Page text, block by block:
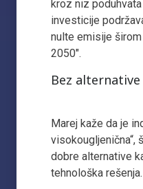
kroz niz
investicije
nulte emisije
2050″.
Bez
Marej kaže da je
visokougljenična“,
dobre alternative
tehnološka rešenja.